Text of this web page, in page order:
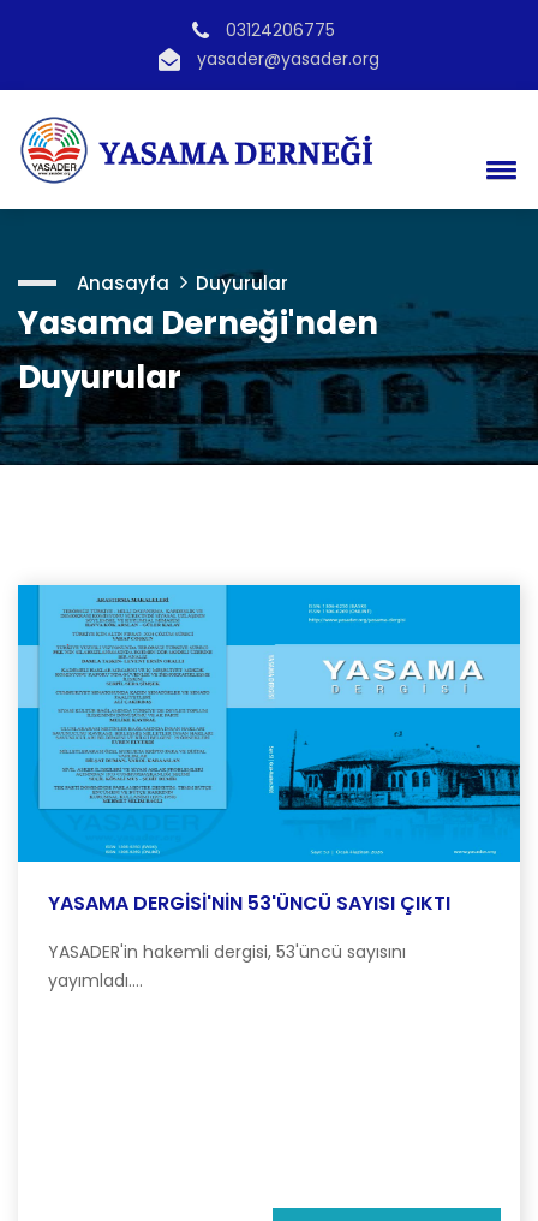
03124206775
yasader@yasader.org
Anasayfa Duyurular
Yasama Derneği'nden
Duyurular
YASAMA DERGİSİ'NİN 53'ÜNCÜ SAYISI ÇIKTI
YASADER'in hakemli dergisi, 53'üncü sayısını
yayımladı....